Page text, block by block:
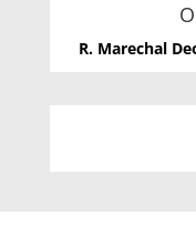
R. Marechal